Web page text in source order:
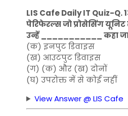
LIS Cafe Daily IT Quiz-Q.
पेरिफेरल्स जो प्रोसेसिंग यूनिट
उन्हें ___________ कहा
(क) इनपुट डिवाइस
(ख) आउटपुट डिवाइस
(ग) (क) और (ख) दोनों
(घ) उपरोक्त में से कोई नहीं
View Answer @ LIS Cafe